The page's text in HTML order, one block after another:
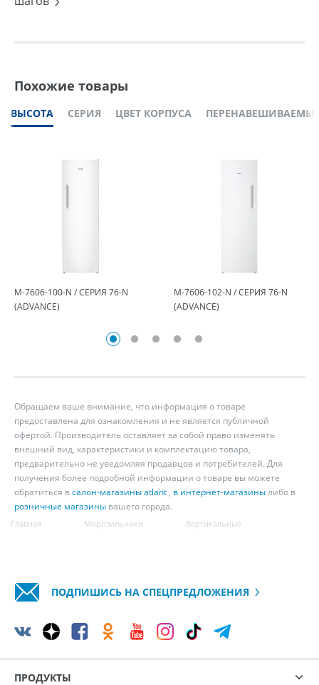
Похожие товары
ВЫСОТА СЕРИЯ ЦВЕТ КОРПУСА
М-7606-100-N / СЕРИЯ 76-N
(ADVANCE)
М-7606-102-N / СЕРИЯ 76-N
(ADVANCE)
Обращаем ваше внимание, что информация о товаре
предоставлена для ознакомления и не является публичной
офертой. Производитель оставляет за собой право изменять
внешний вид, характеристики и комплектацию товара,
предварительно не уведомляя продавцов и потребителей. Для
получения более подробной информации о товаре вы можете
обратиться всалон-магазины atlant , в интернет-магазинылибо в
розничные магазины вашего города.
Главная Морозильники Вертикальные
ПОДПИШИСЬ НА СПЕЦПРЕДЛОЖЕНИЯ
ПРОДУКТЫ